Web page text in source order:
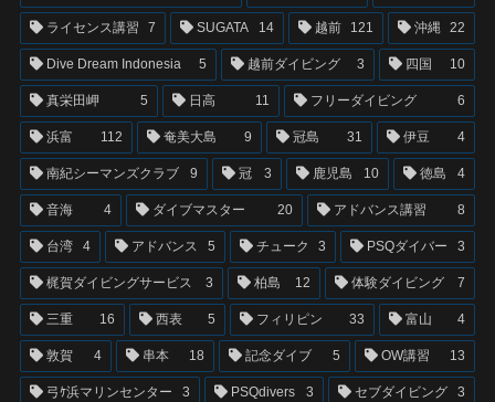
ライセンス講習 7 SUGATA 14 越前 121 沖縄 22
Dive Dream Indonesia 5 越前ダイビング 3 四国 10
真栄田岬 5 日高 11 フリーダイビング 6
浜富 112 奄美大島 9 冠島 31 伊豆 4
南紀シーマンズクラブ 9 冠 3 鹿児島 10 徳島 4
音海 4 ダイブマスター 20 アドバンス講習 8
台湾 4 アドバンス 5 チューク 3 PSQダイバー 3
梶賀ダイビングサービス 3 柏島 12 体験ダイビング 7
三重 16 西表 5 フィリピン 33 富山 4
敦賀 4 串本 18 記念ダイブ 5 OW講習 13
弓ｹ浜マリンセンター 3 PSQdivers 3 セブダイビング 3